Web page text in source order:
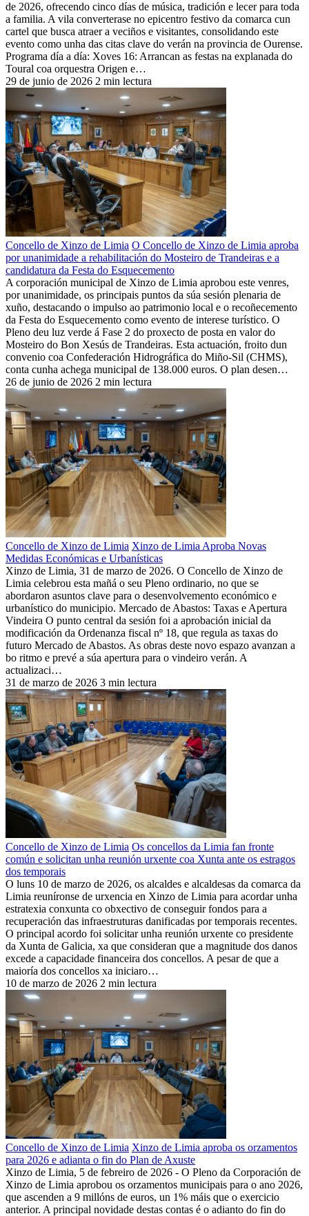
de 2026, ofrecendo cinco días de música, tradición e lecer para toda
a familia. A vila converterase no epicentro festivo da comarca cun
cartel que busca atraer a veciños e visitantes, consolidando este
evento como unha das citas clave do verán na provincia de Ourense.
Programa día a día: Xoves 16: Arrancan as festas na explanada do
Toural coa orquestra Origen e…
29 de junio de 2026 2 min lectura
Concello de Xinzo de Limia O Concello de Xinzo de Limia aproba
por unanimidade a rehabilitación do Mosteiro de Trandeiras e a
candidatura da Festa do Esquecemento
A corporación municipal de Xinzo de Limia aprobou este venres,
por unanimidade, os principais puntos da súa sesión plenaria de
xuño, destacando o impulso ao patrimonio local e o recoñecemento
da Festa do Esquecemento como evento de interese turístico. O
Pleno deu luz verde á Fase 2 do proxecto de posta en valor do
Mosteiro do Bon Xesús de Trandeiras. Esta actuación, froito dun
convenio coa Confederación Hidrográfica do Miño-Sil (CHMS),
conta cunha achega municipal de 138.000 euros. O plan desen…
26 de junio de 2026 2 min lectura
Concello de Xinzo de Limia Xinzo de Limia Aproba Novas
Medidas Económicas e Urbanísticas
Xinzo de Limia, 31 de marzo de 2026. O Concello de Xinzo de
Limia celebrou esta mañá o seu Pleno ordinario, no que se
abordaron asuntos clave para o desenvolvemento económico e
urbanístico do municipio. Mercado de Abastos: Taxas e Apertura
Vindeira O punto central da sesión foi a aprobación inicial da
modificación da Ordenanza fiscal nº 18, que regula as taxas do
futuro Mercado de Abastos. As obras deste novo espazo avanzan a
bo ritmo e prevé a súa apertura para o vindeiro verán. A
actualizaci…
31 de marzo de 2026 3 min lectura
Concello de Xinzo de Limia Os concellos da Limia fan fronte
común e solicitan unha reunión urxente coa Xunta ante os estragos
dos temporais
O luns 10 de marzo de 2026, os alcaldes e alcaldesas da comarca da
Limia reuníronse de urxencia en Xinzo de Limia para acordar unha
estratexia conxunta co obxectivo de conseguir fondos para a
recuperación das infraestruturas danificadas por temporais recentes.
O principal acordo foi solicitar unha reunión urxente co presidente
da Xunta de Galicia, xa que consideran que a magnitude dos danos
excede a capacidade financeira dos concellos. A pesar de que a
maioría dos concellos xa iniciaro…
10 de marzo de 2026 2 min lectura
Concello de Xinzo de Limia Xinzo de Limia aproba os orzamentos
para 2026 e adianta o fin do Plan de Axuste
Xinzo de Limia, 5 de febreiro de 2026 - O Pleno da Corporación de
Xinzo de Limia aprobou os orzamentos municipais para o ano 2026,
que ascenden a 9 millóns de euros, un 1% máis que o exercicio
anterior. A principal novidade destas contas é o adianto do fin do